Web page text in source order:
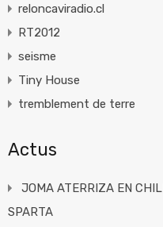
reloncaviradio.cl
RT2012
seisme
Tiny House
tremblement de terre
Actus
JOMA ATERRIZA EN
SPARTA